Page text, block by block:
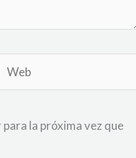
la próxima vez que